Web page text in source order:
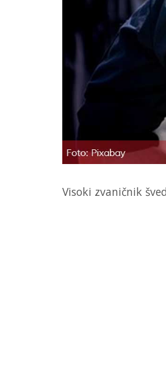
Visoki zvaničnik